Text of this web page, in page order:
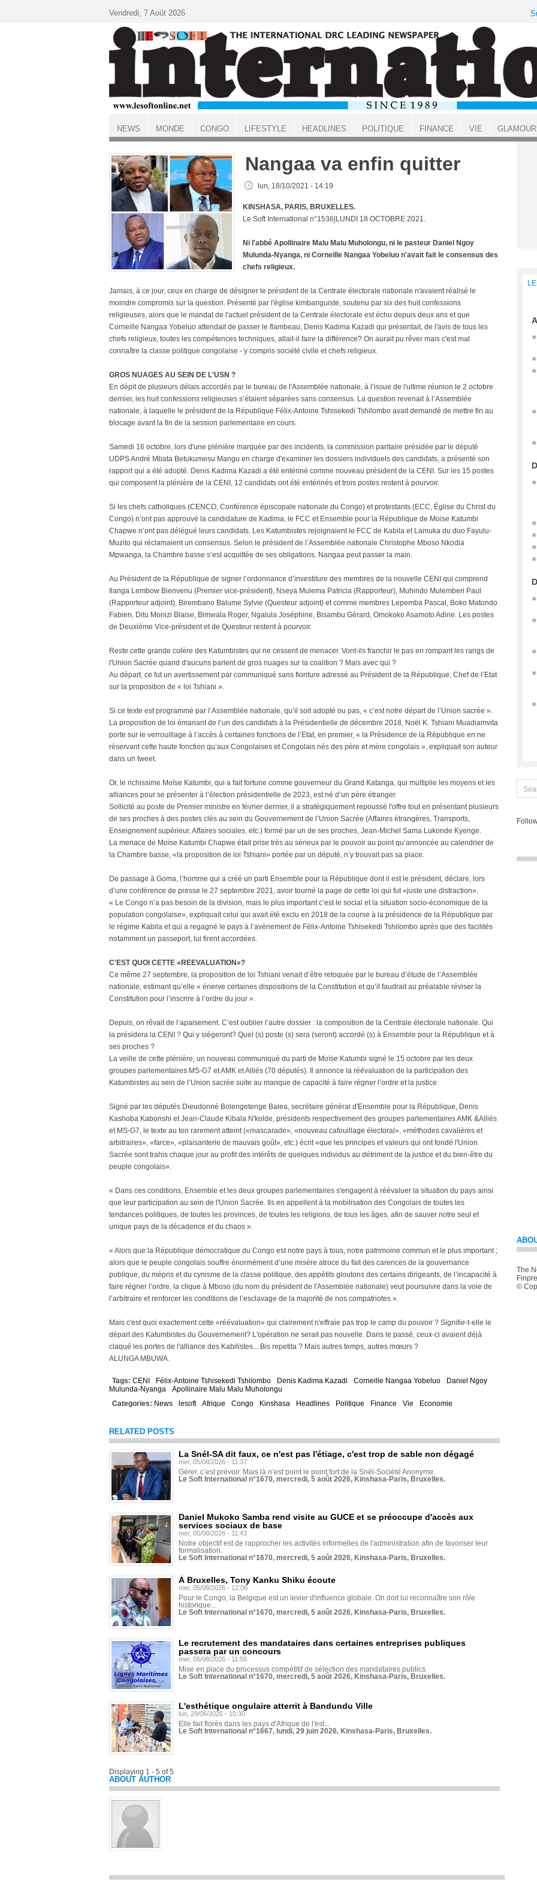
ACCUEIL
Nangaa va enfin quitter
lun, 18/10/2021 - 14:19
KINSHASA, PARIS, BRUXELLES.
Le Soft International n°1536|LUNDI 18 OCTOBRE 2021.
Ni l'abbé Apollinaire Malu Malu Muholongu, ni le pasteur Daniel Ngoy
Mulunda-Nyanga, ni Corneille Nangaa Yobeluo n'avait fait le consensus des
chefs religieux.
Jamais, à ce jour, ceux en charge de désigner le président de la Centrale électorale nationale n'avaient réalisé le
moindre compromis sur la question. Présenté par l'église kimbanguiste, soutenu par six des huit confessions
religieuses, alors que le mandat de l'actuel président de la Centrale électorale est échu depuis deux ans et que
Corneille Nangaa Yobeluo attendait de passer le flambeau, Denis Kadima Kazadi qui présentait, de l'avis de tous les
chefs religieux, toutes les compétences techniques, allait-il faire la différence? On aurait pu rêver mais c'est mal
connaître la classe politique congolaise - y compris société civile et chefs religieux.
GROS NUAGES AU SEIN DE L'USN ?
En dépit de plusieurs délais accordés par le bureau de l'Assemblée nationale, à l’issue de l'ultime réunion le 2 octobre
dernier, les huit confessions religieuses s’étaient séparées sans consensus. La question revenait à l’Assemblée
nationale, à laquelle le président de la République Félix-Antoine Tshisekedi Tshilombo avait demandé de mettre fin au
blocage avant la fin de la session parlementaire en cours.
Samedi 16 octobre, lors d'une plénière marquée par des incidents, la commission paritaire présidée par le député
UDPS André Mbata Betukumesu Mangu en charge d'examiner les dossiers individuels des candidats, a présenté son
rapport qui a été adopté. Denis Kadima Kazadi a été entériné comme nouveau président de la CENI. Sur les 15 postes
qui composent la plénière de la CENI, 12 candidats ont été entérinés et trois postes restent à pourvoir.
Si les chefs catholiques (CENCO, Conférence épiscopale nationale du Congo) et protestants (ECC, Église du Christ du
Congo) n’ont pas approuvé la candidature de Kadima, le FCC et Ensemble pour la République de Moise Katumbi
Chapwe n’ont pas délégué leurs candidats. Les Katumbistes rejoignaient le FCC de Kabila et Lamuka du duo Fayulu-
Muzito qui réclamaient un consensus. Selon le président de l’Assemblée nationale Christophe Mboso Nkodia
Mpwanga, la Chambre basse s’est acquittée de ses obligations. Nangaa peut passer la main.
Au Président de la République de signer l’ordonnance d’investiture des membres de la nouvelle CENI qui comprend
Ilanga Lembow Bienvenu (Premier vice-président), Nseya Mulema Patricia (Rapporteur), Muhindo Mulemberi Paul
(Rapporteur adjoint), Birembano Balume Sylvie (Questeur adjoint) et comme membres Lepemba Pascal, Boko Matondo
Fabien, Ditu Monizi Blaise, Bimwala Roger, Ngalula Joséphine, Bisambu Gérard, Omokoko Asamoto Adine. Les postes
de Deuxième Vice-président et de Questeur restent à pourvoir.
Reste cette grande colère des Katumbistes qui ne cessent de menacer. Vont-ils franchir le pas en rompant les rangs de
l'Union Sacrée quand d'aucuns parlent de gros nuages sur la coalition ? Mais avec qui ?
Au départ, ce fut un avertissement par communiqué sans fioriture adressé au Président de la République, Chef de l’Etat
sur la proposition de « loi Tshiani ».
Si ce texte est programmé par l’Assemblée nationale, qu’il soit adopté ou pas, « c’est notre départ de l’Union sacrée ».
La proposition de loi émanant de l’un des candidats à la Présidentielle de décembre 2018, Noël K. Tshiani Muadiamvita
porte sur le verrouillage à l’accès à certaines fonctions de l’Etat, en premier, « la Présidence de la République en ne
réservant cette haute fonction qu’aux Congolaises et Congolais nés des père et mère congolais », expliquait son auteur
dans un tweet.
Or, le richissime Moïse Katumbi, qui a fait fortune comme gouverneur du Grand Katanga, qui multiplie les moyens et les
alliances pour se présenter à l’élection présidentielle de 2023, est né d’un père étranger.
Sollicité au poste de Premier ministre en février dernier, il a stratégiquement repoussé l'offre tout en présentant plusieurs
de ses proches à des postes clés au sein du Gouvernement de l’Union Sacrée (Affaires étrangères, Transports,
Enseignement supérieur, Affaires sociales, etc.) formé par un de ses proches, Jean-Michel Sama Lukonde Kyenge.
La menace de Moïse Katumbi Chapwe était prise très au sérieux par le pouvoir au point qu’annoncée au calendrier de
la Chambre basse, «la proposition de loi Tshiani» portée par un député, n’y trouvait pas sa place.
De passage à Goma, l’homme qui a créé un parti Ensemble pour la République dont il est le président, déclare, lors
d’une conférence de presse le 27 septembre 2021, avoir tourné la page de cette loi qui fut «juste une distraction».
« Le Congo n’a pas besoin de la division, mais le plus important c’est le social et la situation socio-économique de la
population congolaise», expliquait celui qui avait été exclu en 2018 de la course à la présidence de la République par
le régime Kabila et qui a regagné le pays à l’avènement de Félix-Antoine Tshisekedi Tshilombo après que des facilités
notamment un passeport, lui firent accordées.
C'EST QUOI CETTE «REEVALUATION»?
Ce même 27 septembre, la proposition de loi Tshiani venait d’être retoquée par le bureau d’étude de l’Assemblée
nationale, estimant qu’elle « énerve certaines dispositions de la Constitution et qu’il faudrait au préalable réviser la
Constitution pour l’inscrire à l’ordre du jour ».
Depuis, on rêvait de l’apaisement. C’est oublier l‘autre dossier : la composition de la Centrale électorale nationale. Qui
la présidera la CENI ? Qui y siégeront? Quel (s) poste (s) sera (seront) accordé (s) à Ensemble pour la République et à
ses proches ?
La veille de cette plénière, un nouveau communiqué du parti de Moïse Katumbi signé le 15 octobre par les deux
groupes parlementaires MS-G7 et AMK et Alliés (70 députés). Il annonce la réévaluation de la participation des
Katumbistes au sein de l’Union sacrée suite au manque de capacité à faire régner l’ordre et la justice.
Signé par les députés Dieudonné Bolengetenge Balea, secrétaire général d'Ensemble pour la République, Denis
Kashoba Kabonshi et Jean-Claude Kibala N'kolde, présidents respectivement des groupes parlementaires AMK &Alliés
et MS-G7, le texte au ton rarement atteint («mascarade», «nouveau cafouillage électoral», «méthodes cavalières et
arbitraires», «farce», «plaisanterie de mauvais goût», etc.) écrit «que les principes et valeurs qui ont fondé l'Union
Sacrée sont trahis chaque jour au profit des intérêts de quelques individus au détriment de la justice et du bien-être du
peuple congolais».
« Dans ces conditions, Ensemble et les deux groupes parlementaires s'engagent à réévaluer la situation du pays ainsi
que leur participation au sein de l'Union Sacrée. Ils en appellent à la mobilisation des Congolais de toutes les
tendances politiques, de toutes les provinces, de toutes les religions, de tous les âges, afin de sauver notre seul et
unique pays de la décadence et du chaos ».
« Alors que la République démocratique du Congo est notre pays à tous, notre patrimoine commun et le plus important ;
alors que le peuple congolais souffre énormément d’une misère atroce du fait des carences de la gouvernance
publique, du mépris et du cynisme de la classe politique, des appétits gloutons des certains dirigeants, de l’incapacité à
faire régner l’ordre, la clique à Mboso (du nom du président de l'Assemblée nationale) veut poursuivre dans la voie de
l’arbitraire et renforcer les conditions de l’esclavage de la majorité de nos compatriotes ».
Mais c'est quoi exactement cette «réévaluation» qui clairement n'effraie pas trop le camp du pouvoir ? Signifie-t-elle le
départ des Katumbistes du Gouvernement? L'opération ne serait pas nouvelle. Dans le passé, ceux-ci avaient déjà
claqué les portes de l'alliance des Kabilistes... Bis repetita ? Mais autres temps, autres mœurs ?
ALUNGA MBUWA.
Tags: CENI Félix-Antoine Tshisekedi Tshilombo Denis Kadima Kazadi Corneille Nangaa Yobeluo
Daniel Ngoy
Mulunda-Nyanga
Apollinaire Malu Malu Muholongu
Categories: News lesoft Afrique Congo Kinshasa Headlines Politique Finance Vie Economie
RELATED POSTS
La Snél-SA dit faux, ce n'est pas l'étiage, c'est trop de sable non dégagé
mer, 05/08/2026 - 11:37
Gérer, c’est prévoir. Mais là n’est point le point fort de la Snél-Société Anonyme.
Le Soft International n°1670, mercredi, 5 août 2026, Kinshasa-Paris, Bruxelles.
Daniel Mukoko Samba rend visite au GUCE et se préoccupe d'accès aux
services sociaux de base
mer, 05/08/2026 - 11:43
Notre objectif est de rapprocher les activités informelles de l'administration afin de favoriser leur
formalisation.
Le Soft International n°1670, mercredi, 5 août 2026, Kinshasa-Paris, Bruxelles.
À Bruxelles, Tony Kanku Shiku écoute
mer, 05/08/2026 - 12:06
Pour le Congo, la Belgique est un levier d'influence globale. On doit lui reconnaître son rôle
historique...
Le Soft International n°1670, mercredi, 5 août 2026, Kinshasa-Paris, Bruxelles.
Le recrutement des mandataires dans certaines entreprises publiques
passera par un concours
mer, 05/08/2026 - 11:55
Mise en place du processus compétitif de sélection des mandataires publics.
Le Soft International n°1670, mercredi, 5 août 2026, Kinshasa-Paris, Bruxelles.
L'esthétique ongulaire atterrit à Bandundu Ville
lun, 29/06/2026 - 10:30
Elle fait florès dans les pays d'Afrique de l'est...
Le Soft International n°1667, lundi, 29 juin 2026, Kinshasa-Paris, Bruxelles.
Displaying 1 - 5 of 5
ABOUT AUTHOR
The
©
Vendredi, 7 Août 2026
NEWS MONDE CONGO LIFESTYLE HEADLINES POLITIQUE FINANCE VIE GLAMOUR